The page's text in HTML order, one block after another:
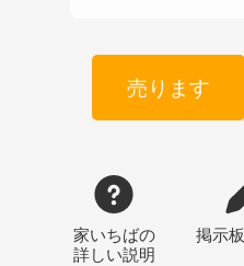
売ります
家いちばの
詳しい説明
掲示板